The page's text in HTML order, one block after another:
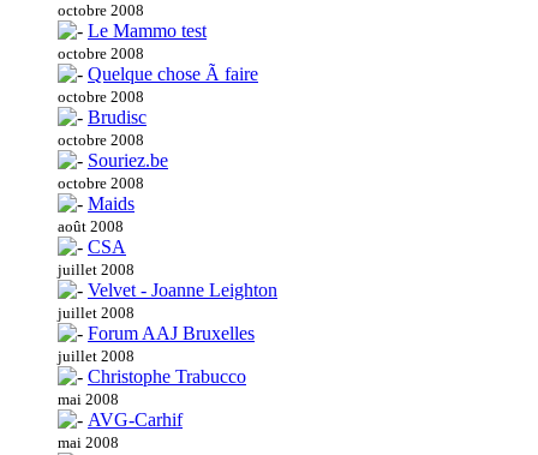
octobre 2008
Le Mammo test
octobre 2008
Quelque chose Ã faire
octobre 2008
Brudisc
octobre 2008
Souriez.be
octobre 2008
Maids
août 2008
CSA
juillet 2008
Velvet - Joanne Leighton
juillet 2008
Forum AAJ Bruxelles
juillet 2008
Christophe Trabucco
mai 2008
AVG-Carhif
mai 2008